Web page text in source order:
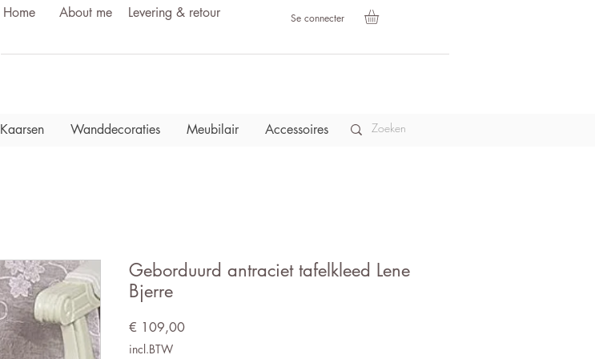
Home About me Levering & retour Se connecter
Kaarsen Wanddecoraties Meubilair Accessoires
Geborduurd antraciet tafelkleed Lene
Bjerre
€ 109,00Prijs
incl.BTW